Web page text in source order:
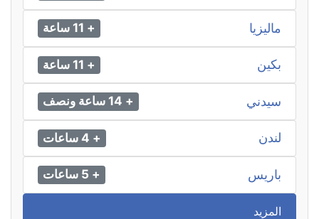
ماليزيا + 11 ساعة
بكين + 11 ساعة
سيدني + 14 ساعة ونصف
لندن + 4 ساعات
باريس + 5 ساعات
المزيد